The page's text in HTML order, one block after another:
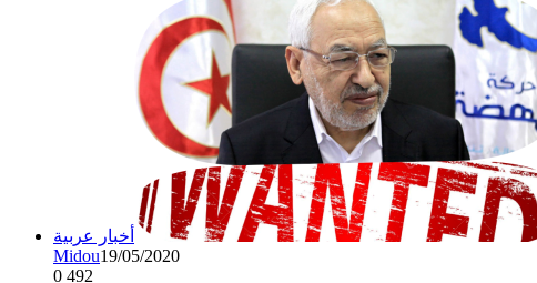
أخبار عربية
Midou19/05/2020
0 492